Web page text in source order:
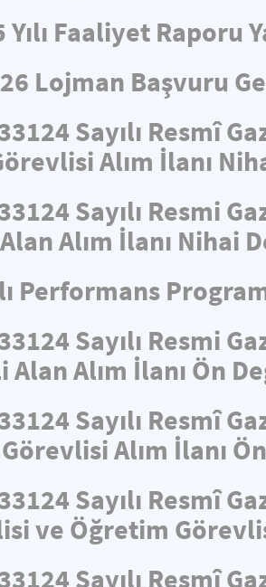
Yılı Faaliyet Raporu
Lojman Başvuru
Sayılı Resmî
Alım İlanı
Sayılı Resmi
Alım İlanı Nihai
Performans
Sayılı Resmi
Alım İlanı Ön
Sayılı Resmî
Alım İlanı
Sayılı Resmî
ve Öğretim
Sayılı Resmî